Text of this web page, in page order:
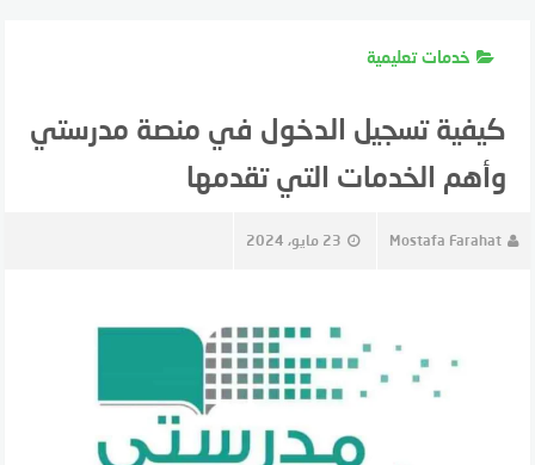
خدمات تعليمية
كيفية تسجيل الدخول في منصة مدرستي
وأهم الخدمات التي تقدمها
Mostafa Farahat 23 مايو، 2024